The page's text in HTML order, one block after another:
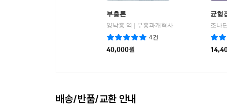
부흥론
양낙흥 역 | 부흥과개혁사
4건
40,000원
균형
배송/반품/교환 안내